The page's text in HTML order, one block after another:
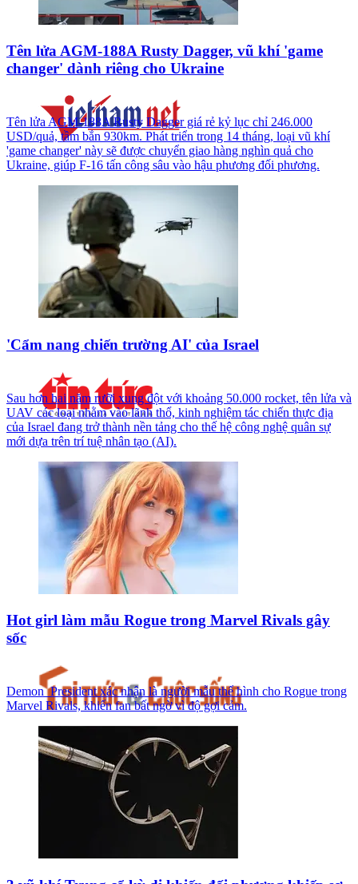
Tên lửa AGM-188A Rusty Dagger, vũ khí 'game
changer' dành riêng cho Ukraine
Tên lửa AGM-188A Rusty Dagger giá rẻ kỷ lục chỉ 246.000
USD/quả, tầm bắn 930km. Phát triển trong 14 tháng, loại vũ khí
'game changer' này sẽ được chuyển giao hàng nghìn quả cho
Ukraine, giúp F-16 tấn công sâu vào hậu phương đối phương.
'Cẩm nang chiến trường AI' của Israel
Sau hơn hai năm rưỡi xung đột với khoảng 50.000 rocket, tên lửa và
UAV các loại nhằm vào lãnh thổ, kinh nghiệm tác chiến thực địa
của Israel đang trở thành nền tảng cho thế hệ công nghệ quân sự
mới dựa trên trí tuệ nhân tạo (AI).
Hot girl làm mẫu Rogue trong Marvel Rivals gây
sốc
Demon_President xác nhận là người mẫu thể hình cho Rogue trong
Marvel Rivals, khiến fan bất ngờ vì độ gợi cảm.